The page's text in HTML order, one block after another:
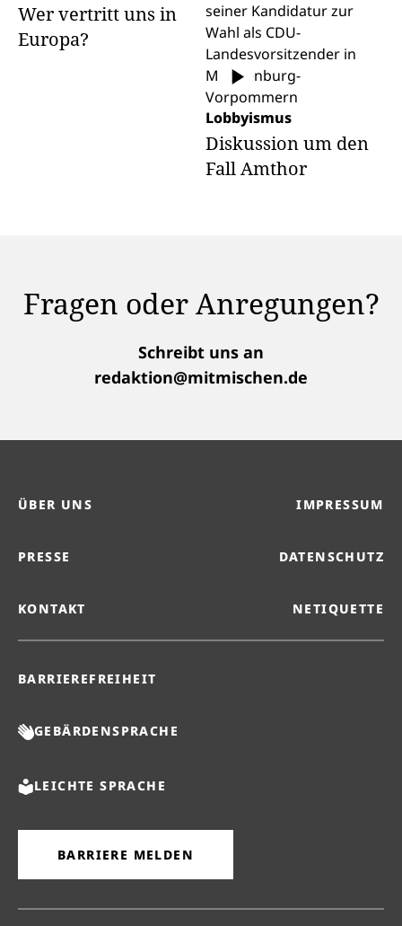
Wer vertritt uns in
Europa?
Lobbyismus
Diskussion um den
Fall Amthor
Fragen oder Anregungen?
Schreibt uns an
redaktion@mitmischen.de
ÜBER UNS IMPRESSUM
PRESSE DATENSCHUTZ
KONTAKT NETIQUETTE
BARRIEREFREIHEIT
GEBÄRDENSPRACHE
LEICHTE SPRACHE
BARRIERE MELDEN